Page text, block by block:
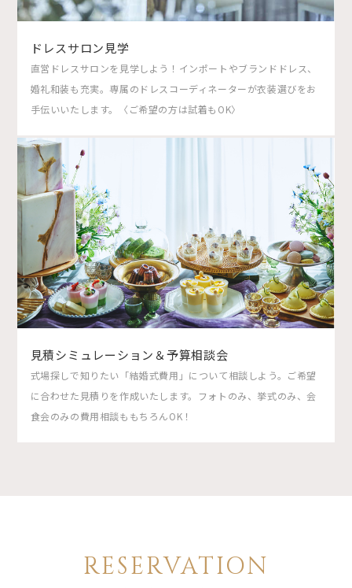
ドレスサロン見学
直営ドレスサロンを見学しよう！インポートやブランドドレス、
婚礼和装も充実。専属のドレスコーディネーターが衣装選びをお
手伝いいたします。〈ご希望の方は試着もOK〉
見積シミュレーション＆予算相談会
式場探しで知りたい「結婚式費用」について相談しよう。ご希望
に合わせた見積りを作成いたします。フォトのみ、挙式のみ、会
食会のみの費用相談ももちろんOK！
RESERVATION